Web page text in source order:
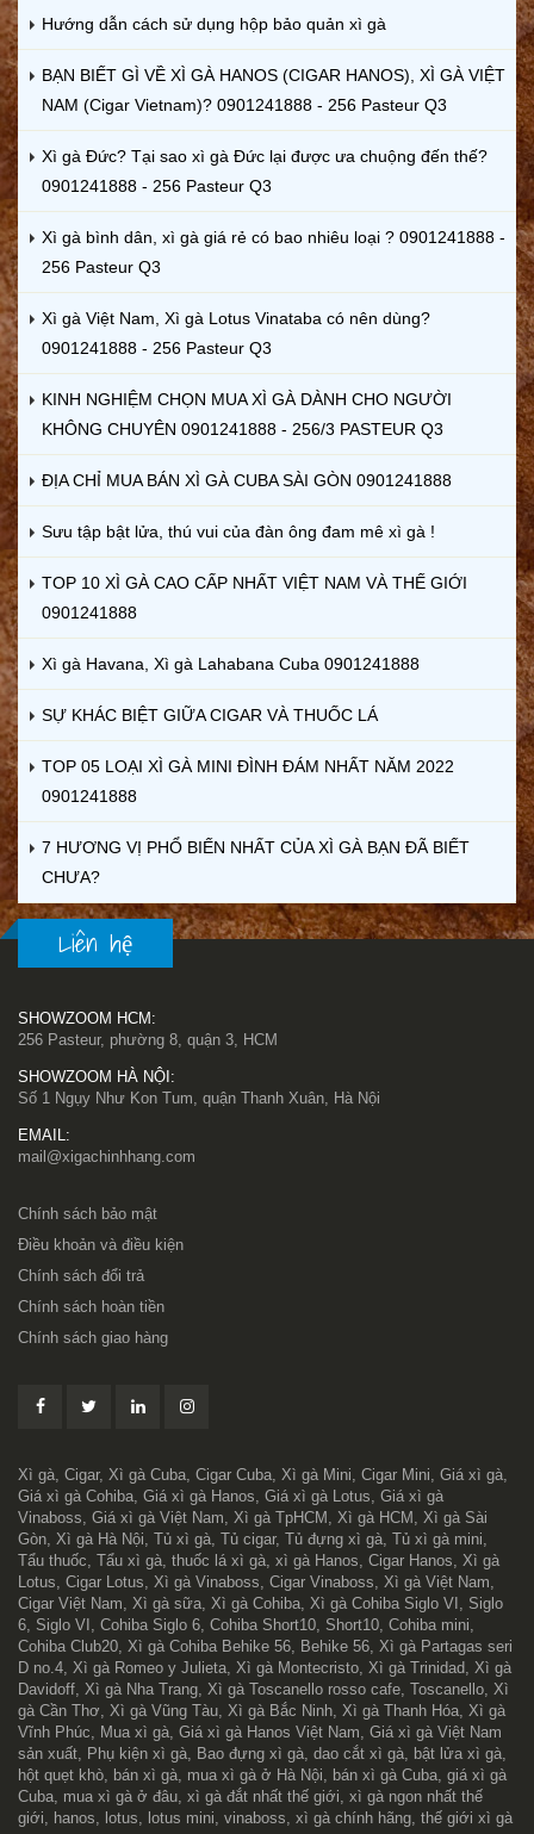
Hướng dẫn cách sử dụng hộp bảo quản xì gà
BẠN BIẾT GÌ VỀ XÌ GÀ HANOS (CIGAR HANOS), XÌ GÀ VIỆT
NAM (Cigar Vietnam)? 0901241888 - 256 Pasteur Q3
Xì gà Đức? Tại sao xì gà Đức lại được ưa chuộng đến thế?
0901241888 - 256 Pasteur Q3
Xì gà bình dân, xì gà giá rẻ có bao nhiêu loại ? 0901241888 -
256 Pasteur Q3
Xì gà Việt Nam, Xì gà Lotus Vinataba có nên dùng?
0901241888 - 256 Pasteur Q3
KINH NGHIỆM CHỌN MUA XÌ GÀ DÀNH CHO NGƯỜI
KHÔNG CHUYÊN 0901241888 - 256/3 PASTEUR Q3
ĐỊA CHỈ MUA BÁN XÌ GÀ CUBA SÀI GÒN 0901241888
Sưu tập bật lửa, thú vui của đàn ông đam mê xì gà !
TOP 10 XÌ GÀ CAO CẤP NHẤT VIỆT NAM VÀ THẾ GIỚI
0901241888
Xì gà Havana, Xì gà Lahabana Cuba 0901241888
SỰ KHÁC BIỆT GIỮA CIGAR VÀ THUỐC LÁ
TOP 05 LOẠI XÌ GÀ MINI ĐÌNH ĐÁM NHẤT NĂM 2022
0901241888
7 HƯƠNG VỊ PHỔ BIẾN NHẤT CỦA XÌ GÀ BẠN ĐÃ BIẾT
CHƯA?
Liên hệ
SHOWZOOM HCM:
256 Pasteur, phường 8, quận 3, HCM
SHOWZOOM HÀ NỘI:
Số 1 Ngụy Như Kon Tum, quận Thanh Xuân, Hà Nội
EMAIL:
mail@xigachinhhang.com
Chính sách bảo mật
Điều khoản và điều kiện
Chính sách đổi trả
Chính sách hoàn tiền
Chính sách giao hàng
Xì gà, Cigar, Xì gà Cuba, Cigar Cuba, Xì gà Mini, Cigar Mini, Giá xì gà,
Giá xì gà Cohiba, Giá xì gà Hanos, Giá xì gà Lotus, Giá xì gà
Vinaboss, Giá xì gà Việt Nam, Xì gà TpHCM, Xì gà HCM, Xì gà Sài
Gòn, Xì gà Hà Nội, Tủ xì gà, Tủ cigar, Tủ đựng xì gà, Tủ xì gà mini,
Tẩu thuốc, Tẩu xì gà, thuốc lá xì gà, xì gà Hanos, Cigar Hanos, Xì gà
Lotus, Cigar Lotus, Xì gà Vinaboss, Cigar Vinaboss, Xì gà Việt Nam,
Cigar Việt Nam, Xì gà sữa, Xì gà Cohiba, Xì gà Cohiba Siglo VI, Siglo
6, Siglo VI, Cohiba Siglo 6, Cohiba Short10, Short10, Cohiba mini,
Cohiba Club20, Xì gà Cohiba Behike 56, Behike 56, Xì gà Partagas seri
D no.4, Xì gà Romeo y Julieta, Xì gà Montecristo, Xì gà Trinidad, Xì gà
Davidoff, Xì gà Nha Trang, Xì gà Toscanello rosso cafe, Toscanello, Xì
gà Cần Thơ, Xì gà Vũng Tàu, Xì gà Bắc Ninh, Xì gà Thanh Hóa, Xì gà
Vĩnh Phúc, Mua xì gà, Giá xì gà Hanos Việt Nam, Giá xì gà Việt Nam
sản xuất, Phụ kiện xì gà, Bao đựng xì gà, dao cắt xì gà, bật lửa xì gà,
hột quẹt khò, bán xì gà, mua xì gà ở Hà Nội, bán xì gà Cuba, giá xì gà
Cuba, mua xì gà ở đâu, xì gà đắt nhất thế giới, xì gà ngon nhất thế
giới, hanos, lotus, lotus mini, vinaboss, xì gà chính hãng, thế giới xì gà